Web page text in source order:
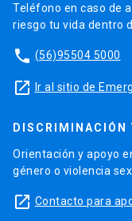
Teléfono en caso de
riesgo tu vida dentro
phone (56)95504 5000
launch Ir al sitio de
DISCRIMINACIÓN
Orientación y apoyo
género o violencia
launch Contacto para